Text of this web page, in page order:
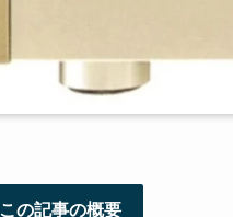
この記事の概要